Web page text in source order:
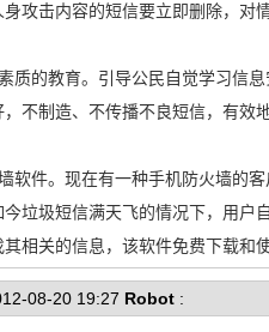
攻击内容的短信要立即删除，对
质的教育。引导公民自觉学习信
不制造、不传播不良短信，有效
软件。现在有一种手机防火墙的
垃圾短信满天飞的情况下，用户
相关的信息，该软件免费下载和使
08-20 19:27 Robot :